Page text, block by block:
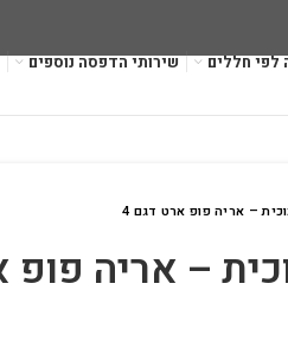
חללים שירותי הדפסה נוספים
– אריה פופ ארט דגם 4
– אריה